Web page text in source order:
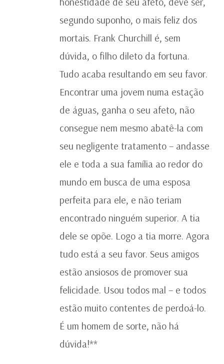
segundo suponho, o mais feliz dos
mortais. Frank Churchill é, sem
dúvida, o filho dileto da fortuna.
Tudo acaba resultando em seu favor.
Encontrar uma jovem numa estação
de águas, ganha o seu afeto, não
consegue nem mesmo abatê-la com
seu negligente tratamento – andasse
ele e toda a sua família ao redor do
mundo em busca de uma esposa
perfeita para ele, e não teriam
encontrado ninguém superior. A tia
dele se opõe. Logo a tia morre. Agora
tudo está a seu favor. Seus amigos
estão ansiosos de promover sua
felicidade. Usou todos mal – e todos
estão muito contentes de perdoá-lo.
É um homem de sorte, não há
dúvida!**